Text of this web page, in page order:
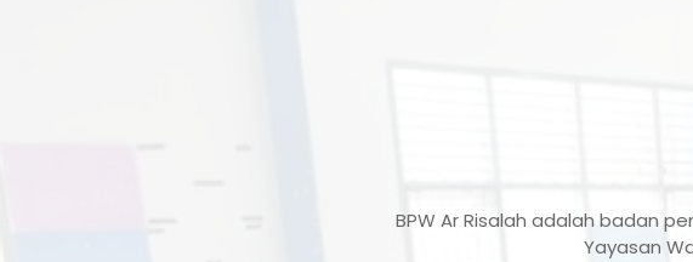
BPW Ar Risalah adalah badan
Yayasan